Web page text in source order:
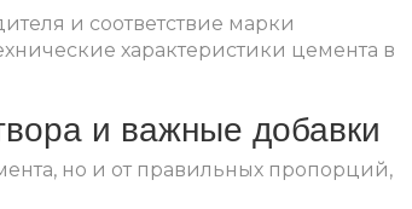
и соответствие марки
характеристики цемента в
и важные добавки
но и от правильных пропорций,